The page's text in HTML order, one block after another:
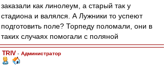
заказали как линолеум, а старый так у
стадиона и валялся. А Лужники то успеют
подготовить поле? Торпеду поломали, они в
таких случаях помогали с поляной
TRIV - Администратор